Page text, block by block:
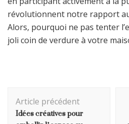
révolutionnent notre rapport
Alors, pourquoi ne pas tenter
joli coin de verdure à votre
d'article
Article précédent
Idées créatives pour